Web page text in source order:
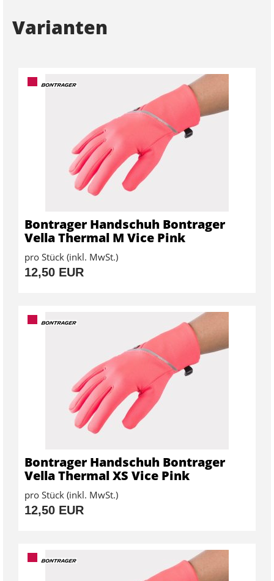
Varianten
Bontrager Handschuh Bontrager
Vella Thermal M Vice Pink
pro Stück (inkl. MwSt.)
12,50 EUR
Bontrager Handschuh Bontrager
Vella Thermal XS Vice Pink
pro Stück (inkl. MwSt.)
12,50 EUR